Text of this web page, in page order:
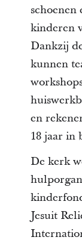
kinderen
Dankzij
kunnen
en
18 jaar in
De kerk
Jesuit